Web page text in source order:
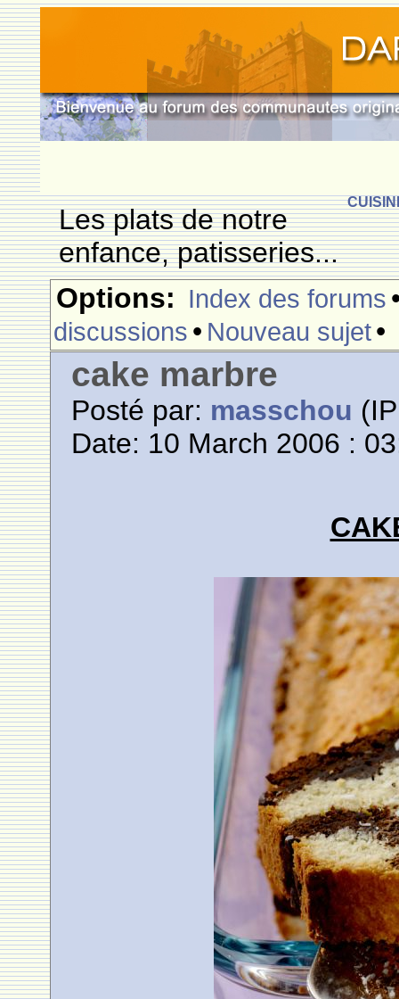
Les plats de notre
enfance, patisseries...
Options: Index des forums
discussions • Nouveau sujet•
cake marbre
Posté par: masschou
Date: 10 March 2006 :